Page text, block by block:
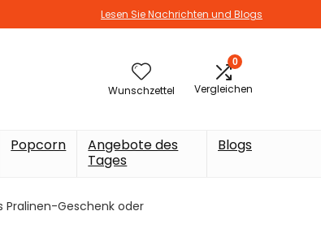
Lesen Sie Nachrichten und Blogs
Wunschzettel
0
Vergleichen
Popcorn
Angebote des
Tages
Blogs
Pralinen-Geschenk oder